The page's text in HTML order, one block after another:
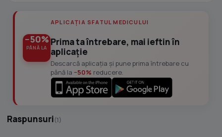
−50%
PÂNĂ LA
APLICAȚIA SFATUL MEDICULUI
Prima ta întrebare, mai ieftin în
aplicație
Descarcă aplicația și pune prima întrebare cu
până la −50% reducere.
Raspunsuri(1)